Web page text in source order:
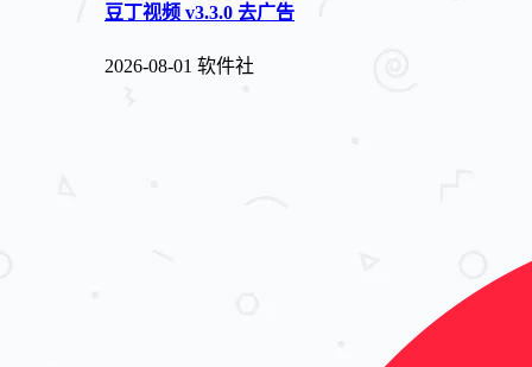
豆丁视频 v3.3.0 去广告
2026-08-01 软件社